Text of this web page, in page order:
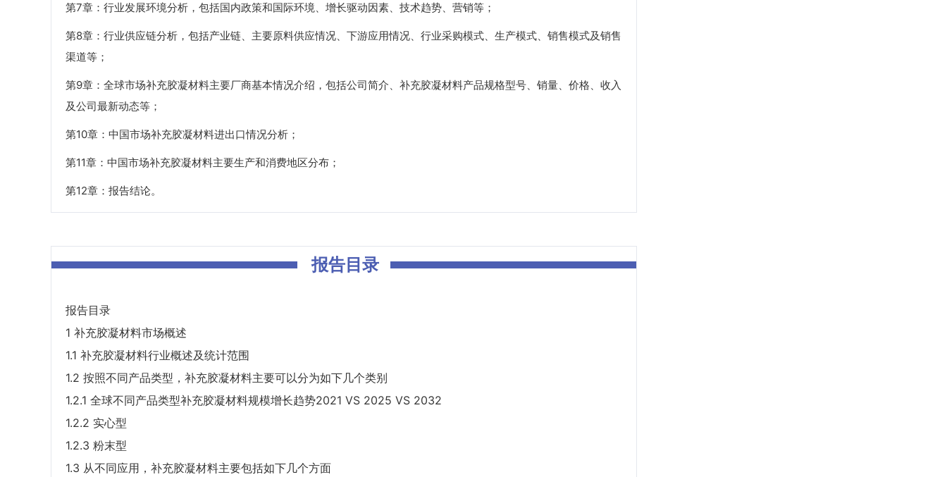
第7章：行业发展环境分析，包括国内政策和国际环境、增长驱动因素、技术趋势、营销等；
第8章：行业供应链分析，包括产业链、主要原料供应情况、下游应用情况、行业采购模式、生产模式、销售模式及销售
渠道等；
第9章：全球市场补充胶凝材料主要厂商基本情况介绍，包括公司简介、补充胶凝材料产品规格型号、销量、价格、收入
及公司最新动态等；
第10章：中国市场补充胶凝材料进出口情况分析；
第11章：中国市场补充胶凝材料主要生产和消费地区分布；
第12章：报告结论。
报告目录
报告目录
1 补充胶凝材料市场概述
1.1 补充胶凝材料行业概述及统计范围
1.2 按照不同产品类型，补充胶凝材料主要可以分为如下几个类别
1.2.1 全球不同产品类型补充胶凝材料规模增长趋势2021 VS 2025 VS 2032
1.2.2 实心型
1.2.3 粉末型
1.3 从不同应用，补充胶凝材料主要包括如下几个方面